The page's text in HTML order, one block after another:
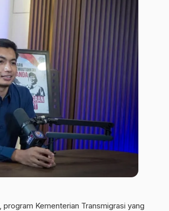
Kementerian Transmigrasi yang